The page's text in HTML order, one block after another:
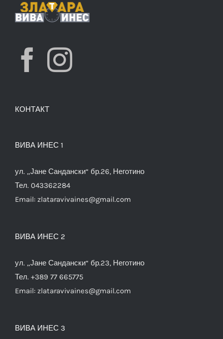
КОНТАКТ
ВИВА ИНЕС 1
ул. „Јане Сандански“ бр.26, Неготино
Тел. 043362284
Email: zlataravivaines@gmail.com
ВИВА ИНЕС 2
ул. „Јане Сандански“ бр.23, Неготино
Тел. +389 77 665775
Email: zlataravivaines@gmail.com
ВИВА ИНЕС 3